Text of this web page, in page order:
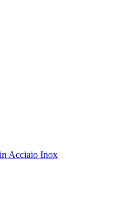
Acciaio Inox